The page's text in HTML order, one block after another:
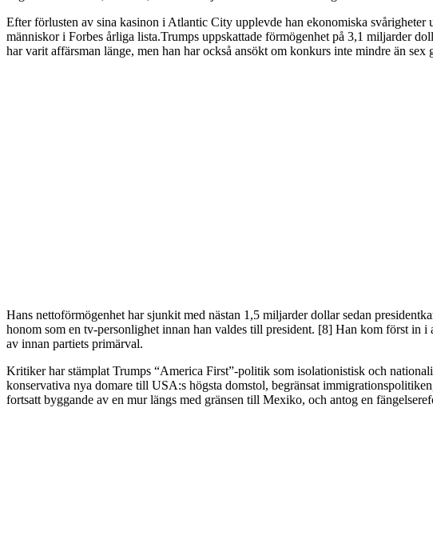
Efter förlusten av sina kasinon i Atlantic City upplevde han ekonomiska
människor i Forbes årliga lista.Trumps uppskattade förmögenhet på 3,1 miljarder
har varit affärsman länge, men han har också ansökt om konkurs inte mindre än sex
Hans nettoförmögenhet har sjunkit med nästan 1,5 miljarder dollar sedan
honom som en tv-personlighet innan han valdes till president. [8] Han kom först in
av innan partiets primärval.
Kritiker har stämplat Trumps “America First”-politik som isolationistisk och
konservativa nya domare till USA:s högsta domstol, begränsat
fortsatt byggande av en mur längs med gränsen till Mexiko, och antog en